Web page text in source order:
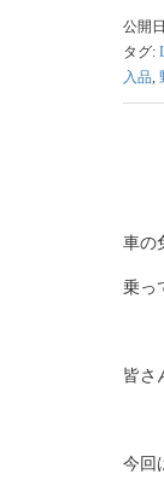
公開
タグ:
入品,
車の
乗っ
皆さ
今回